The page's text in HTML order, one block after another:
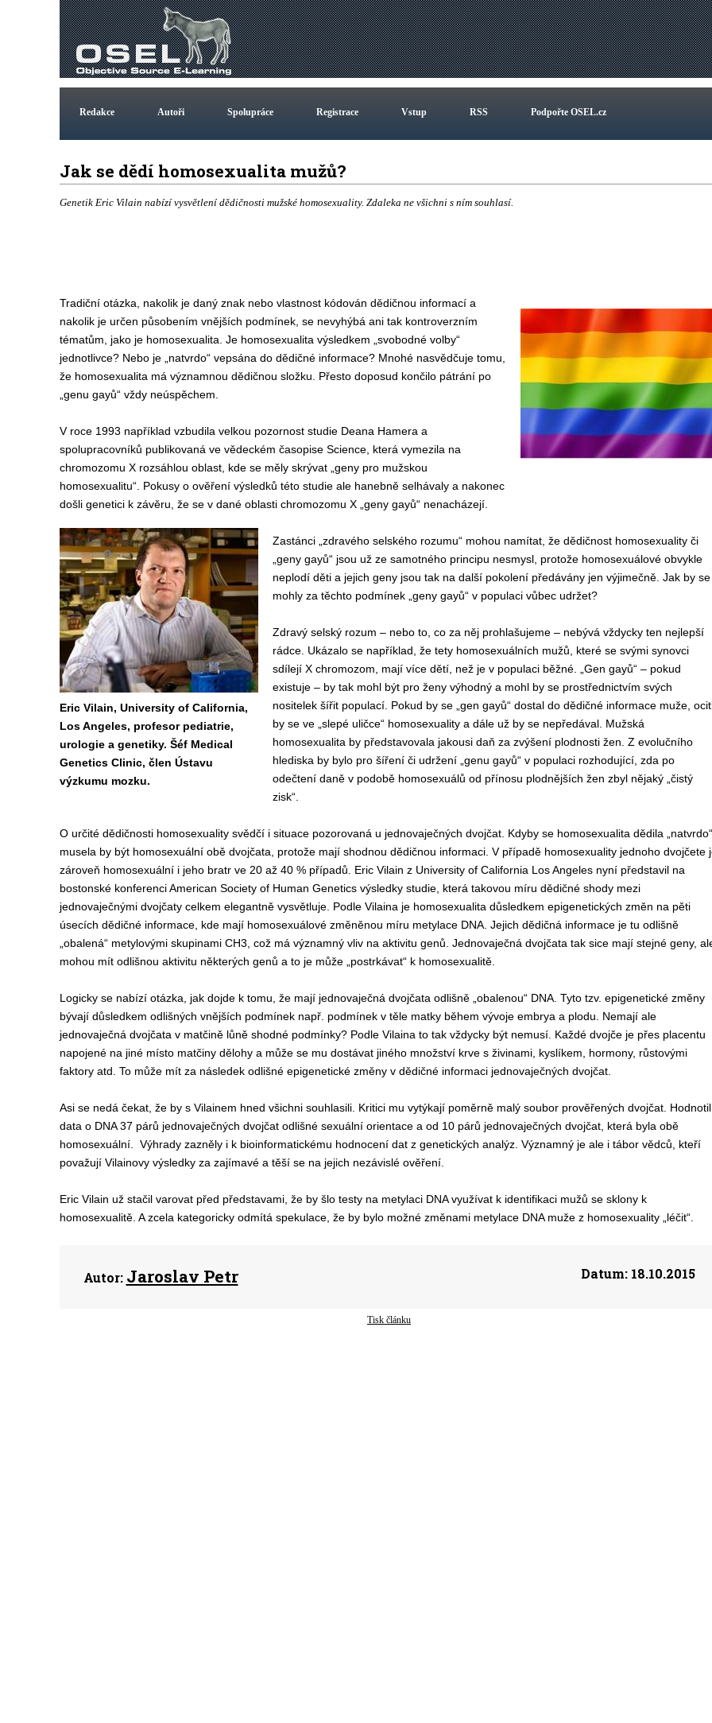
Redakce Autoři Spolupráce Registrace Vstup RSS Podpořte OSEL.cz
Jak se dědí homosexualita mužů?
Genetik Eric Vilain nabízí vysvětlení dědičnosti mužské homosexuality. Zdaleka ne všichni s ním souhlasí.
Tradiční otázka, nakolik je daný znak nebo vlastnost kódován dědičnou informací a
nakolik je určen působením vnějších podmínek, se nevyhýbá ani tak kontroverzním
tématům, jako je homosexualita. Je homosexualita výsledkem „svobodné volby“
jednotlivce? Nebo je „natvrdo“ vepsána do dědičné informace? Mnohé nasvědčuje tomu,
že homosexualita má významnou dědičnou složku. Přesto doposud končilo pátrání po
„genu gayů“ vždy neúspěchem.
V roce 1993 například vzbudila velkou pozornost studie Deana Hamera a
spolupracovníků publikovaná ve vědeckém časopise Science, která vymezila na
chromozomu X rozsáhlou oblast, kde se měly skrývat „geny pro mužskou
homosexualitu“. Pokusy o ověření výsledků této studie ale hanebně selhávaly a nakonec
došli genetici k závěru, že se v dané oblasti chromozomu X „geny gayů“ nenacházejí.
Eric Vilain, University of California,
Los Angeles, profesor pediatrie,
urologie a genetiky. Šéf Medical
Genetics Clinic, člen Ústavu
výzkumu mozku.
Zastánci „zdravého selského rozumu“ mohou namítat, že dědičnost homosexuality či
„geny gayů“ jsou už ze samotného principu nesmysl, protože homosexuálové obvykle
neplodí děti a jejich geny jsou tak na další pokolení předávány jen výjimečně. Jak by se
mohly za těchto podmínek „geny gayů“ v populaci vůbec udržet?
Zdravý selský rozum – nebo to, co za něj prohlašujeme – nebývá vždycky ten nejlepší
rádce. Ukázalo se například, že tety homosexuálních mužů, které se svými synovci
sdílejí X chromozom, mají více dětí, než je v populaci běžné. „Gen gayů“ – pokud
existuje – by tak mohl být pro ženy výhodný a mohl by se prostřednictvím svých
nositelek šířit populací. Pokud by se „gen gayů“ dostal do dědičné informace muže,
by se ve „slepé uličce“ homosexuality a dále už by se nepředával. Mužská
homosexualita by představovala jakousi daň za zvýšení plodnosti žen. Z evolučního
hlediska by bylo pro šíření či udržení „genu gayů“ v populaci rozhodující, zda po
odečtení daně v podobě homosexuálů od přínosu plodnějších žen zbyl nějaký „čistý
zisk“.
O určité dědičnosti homosexuality svědčí i situace pozorovaná u jednovaječných dvojčat. Kdyby se homosexualita dědila „natvrdo“,
musela by být homosexuální obě dvojčata, protože mají shodnou dědičnou informaci. V případě homosexuality jednoho dvojčete
zároveň homosexuální i jeho bratr ve 20 až 40 % případů. Eric Vilain z University of California Los Angeles nyní představil na
bostonské konferenci American Society of Human Genetics výsledky studie, která takovou míru dědičné shody mezi
jednovaječnými dvojčaty celkem elegantně vysvětluje. Podle Vilaina je homosexualita důsledkem epigenetických změn na pěti
úsecích dědičné informace, kde mají homosexuálové změněnou míru metylace DNA. Jejich dědičná informace je tu odlišně
„obalená“ metylovými skupinami CH3, což má významný vliv na aktivitu genů. Jednovaječná dvojčata tak sice mají stejné geny,
mohou mít odlišnou aktivitu některých genů a to je může „postrkávat“ k homosexualitě.
Logicky se nabízí otázka, jak dojde k tomu, že mají jednovaječná dvojčata odlišně „obalenou“ DNA. Tyto tzv. epigenetické změny
bývají důsledkem odlišných vnějších podmínek např. podmínek v těle matky během vývoje embrya a plodu. Nemají ale
jednovaječná dvojčata v matčině lůně shodné podmínky? Podle Vilaina to tak vždycky být nemusí. Každé dvojče je přes placentu
napojené na jiné místo matčiny dělohy a může se mu dostávat jiného množství krve s živinami, kyslíkem, hormony, růstovými
faktory atd. To může mít za následek odlišné epigenetické změny v dědičné informaci jednovaječných dvojčat.
Asi se nedá čekat, že by s Vilainem hned všichni souhlasili. Kritici mu vytýkají poměrně malý soubor prověřených dvojčat. Hodnotil
data o DNA 37 párů jednovaječných dvojčat odlišné sexuální orientace a od 10 párů jednovaječných dvojčat, která byla obě
homosexuální. Výhrady zazněly i k bioinformatickému hodnocení dat z genetických analýz. Významný je ale i tábor vědců, kteří
považují Vilainovy výsledky za zajímavé a těší se na jejich nezávislé ověření.
Eric Vilain už stačil varovat před představami, že by šlo testy na metylaci DNA využívat k identifikaci mužů se sklony k
homosexualitě. A zcela kategoricky odmítá spekulace, že by bylo možné změnami metylace DNA muže z homosexuality „léčit“.
Autor: Jaroslav Petr Datum:18.10.2015
Tisk článku